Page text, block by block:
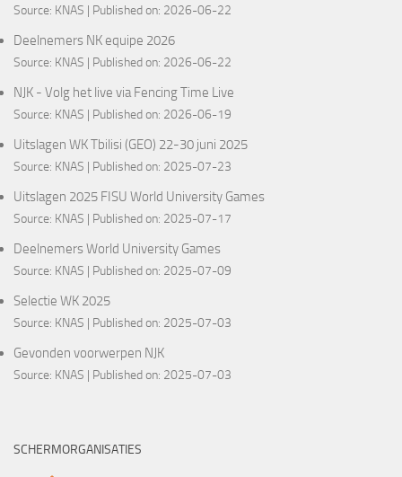
Source: KNAS Published on: 2026-06-22
Deelnemers NK equipe 2026
Source: KNAS Published on: 2026-06-22
NJK - Volg het live via Fencing Time Live
Source: KNAS Published on: 2026-06-19
Uitslagen WK Tbilisi (GEO) 22-30 juni 2025
Source: KNAS Published on: 2025-07-23
Uitslagen 2025 FISU World University Games
Source: KNAS Published on: 2025-07-17
Deelnemers World University Games
Source: KNAS Published on: 2025-07-09
Selectie WK 2025
Source: KNAS Published on: 2025-07-03
Gevonden voorwerpen NJK
Source: KNAS Published on: 2025-07-03
SCHERMORGANISATIES